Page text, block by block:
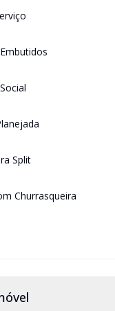
Split
Churrasqueira